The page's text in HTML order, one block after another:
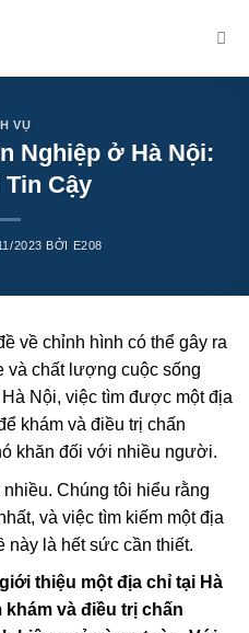
VỤ
Nghiệp ở Hà Nội:
Cậy
2023 BỞI E208
về chỉnh hình có thể gây ra
và chất lượng cuộc sống
Nội, việc tìm được một địa
khám và điều trị chấn
khăn đối với nhiều người.
Chúng tôi hiểu rằng
và việc tìm kiếm một địa
này là hết sức cần thiết.
thiệu một địa chỉ tại Hà
khám và điều trị chấn